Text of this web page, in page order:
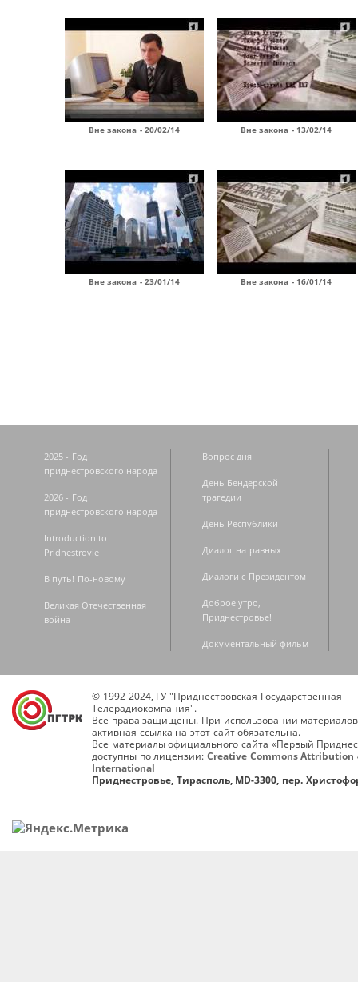
Вне закона - 20/02/14 Вне закона - 13/02/14
Вне закона - 23/01/14 Вне закона - 16/01/14
2025 - Год
приднестровского народа
2026 - Год
приднестровского народа
Introduction to
Pridnestrovie
В путь! По-новому
Великая Отечественная
война
Вопрос дня
День Бендерской
трагедии
День Республики
Диалог на равных
Диалоги с Президентом
Доброе утро,
Приднестровье!
Документальный фильм
© 1992-2024, ГУ "Приднестровская Государственная
Телерадиокомпания".
Все права защищены. При использовании
активная ссылка на этот сайт обязательна.
Все материалы официального сайта «Первый
доступны по лицензии: Creative Commons Attribution
International
Приднестровье, Тирасполь, MD-3300, пер.